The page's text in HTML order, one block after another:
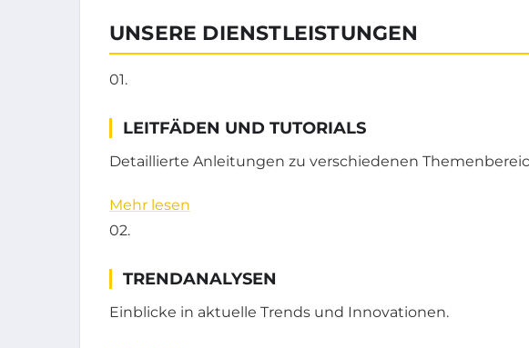
UNSERE DIENSTLEISTUNGEN
01.
LEITFÄDEN UND TUTORIALS
Detaillierte Anleitungen zu verschiedenen
Mehr lesen
02.
TRENDANALYSEN
Einblicke in aktuelle Trends und Innovationen.